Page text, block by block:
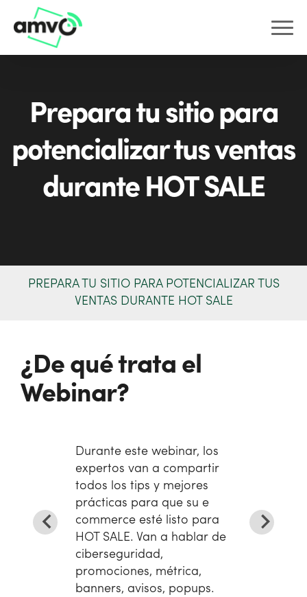
Prepara tu sitio para
potencializar tus ventas
durante HOT SALE
PREPARA TU SITIO PARA POTENCIALIZAR TUS
VENTAS DURANTE HOT SALE
¿De qué trata el
Webinar?
Durante este webinar, los
expertos van a compartir
todos los tips y mejores
prácticas para que su e
commerce esté listo para
HOT SALE. Van a hablar de
ciberseguridad,
promociones, métrica,
banners, avisos, popups.